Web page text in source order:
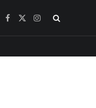
Facebook
X
Instagram